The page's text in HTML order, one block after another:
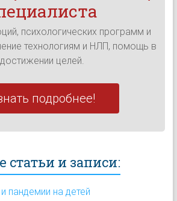
психологических программ и
технологиям и НЛП, помощь в
достижении целей.
подробнее!
статьи и записи:
пандемии на детей